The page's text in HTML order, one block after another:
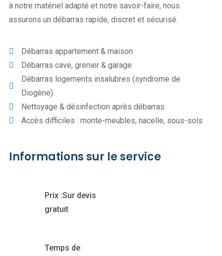
à notre matériel adapté et notre savoir-faire, nous
assurons un débarras rapide, discret et sécurisé.
Débarras appartement & maison
Débarras cave, grenier & garage
Débarras logements insalubres (syndrome de
Diogène)
Nettoyage & désinfection après débarras
Accès difficiles : monte-meubles, nacelle, sous-sols
Informations sur le service
Prix :Sur devis
gratuit
Temps de